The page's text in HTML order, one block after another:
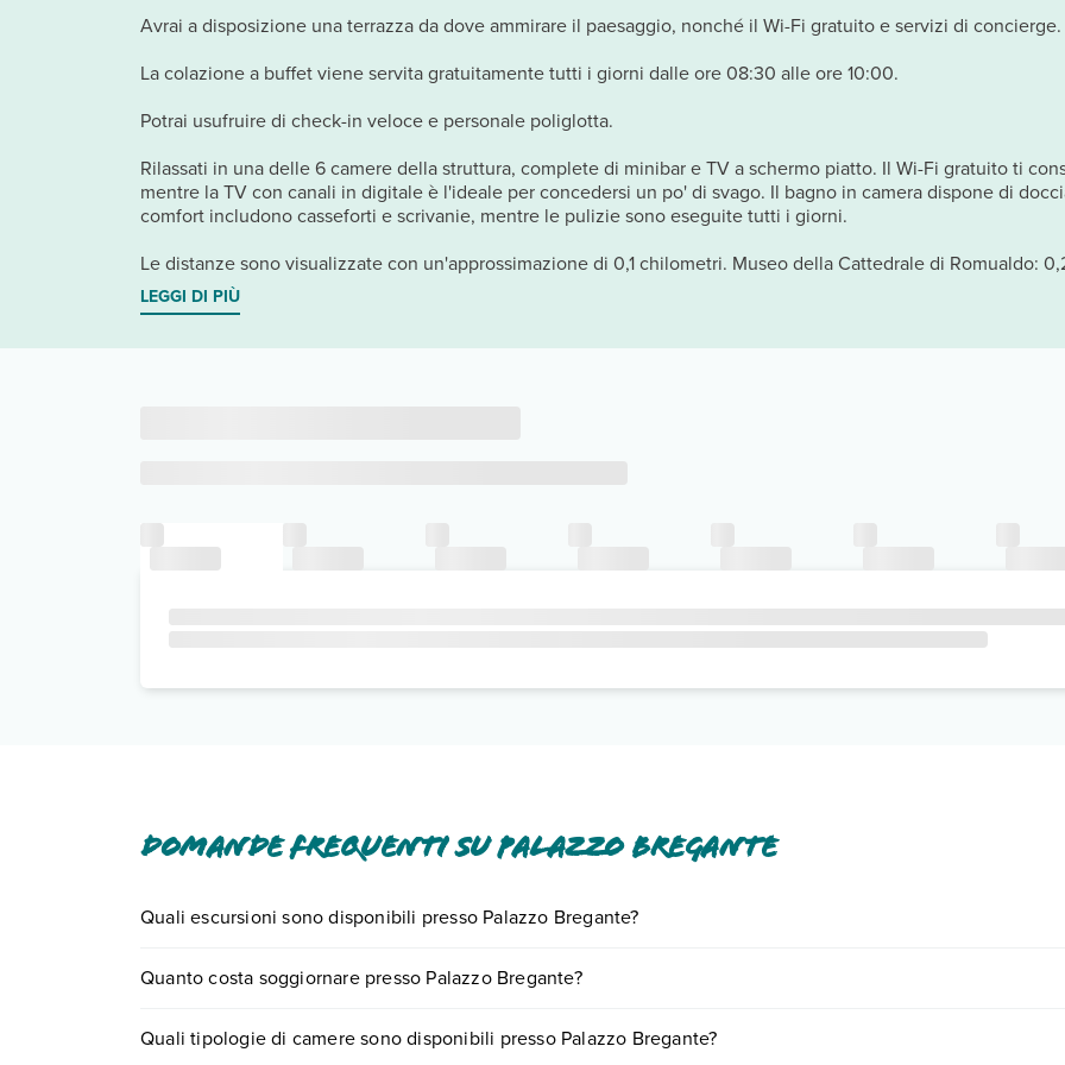
Avrai a disposizione una terrazza da dove ammirare il paesaggio, nonché il Wi-Fi gratuito e servizi di concierge.
La colazione a buffet viene servita gratuitamente tutti i giorni dalle ore 08:30 alle ore 10:00.
Potrai usufruire di check-in veloce e personale poliglotta.
Rilassati in una delle 6 camere della struttura, complete di minibar e TV a schermo piatto. Il Wi-Fi gratuito ti
mentre la TV con canali in digitale è l'ideale per concedersi un po' di svago. Il bagno in camera dispone di
comfort includono casseforti e scrivanie, mentre le pulizie sono eseguite tutti i giorni.
Le distanze sono visualizzate con un'approssimazione di 0,1 chilometri. Museo della Cattedrale di Romualdo:
LEGGI DI PIÙ
Domande frequenti su Palazzo Bregante
Quali escursioni sono disponibili presso Palazzo Bregante?
0721.17231 oprenotando un appuntamento.
Quanto costa soggiornare presso Palazzo Bregante?
quando partire.
Quali tipologie di camere sono disponibili presso Palazzo Bregante?